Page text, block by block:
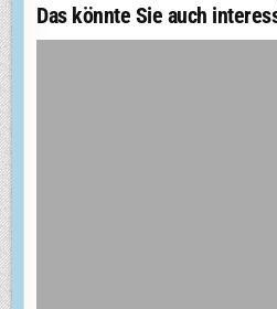
Das könnte Sie auch